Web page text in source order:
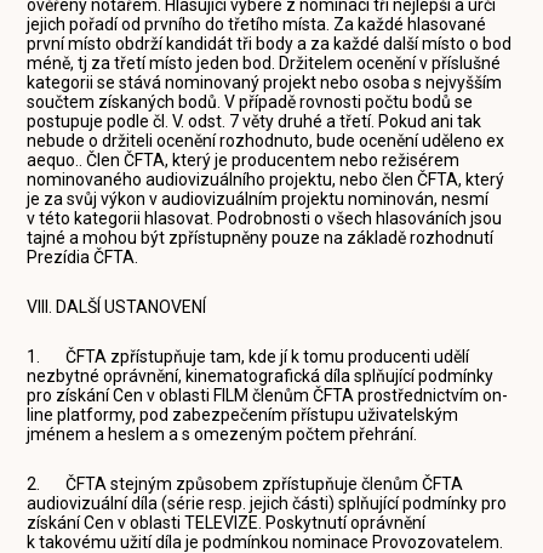
ověřeny notářem. Hlasující vybere z nominací tři nejlepší a určí
jejich pořadí od prvního do třetího místa. Za každé hlasované
první místo obdrží kandidát tři body a za každé další místo o bod
méně, tj za třetí místo jeden bod. Držitelem ocenění v příslušné
kategorii se stává nominovaný projekt nebo osoba s nejvyšším
součtem získaných bodů. V případě rovnosti počtu bodů se
postupuje podle čl. V. odst. 7 věty druhé a třetí. Pokud ani tak
nebude o držiteli ocenění rozhodnuto, bude ocenění uděleno ex
aequo.. Člen ČFTA, který je producentem nebo režisérem
nominovaného audiovizuálního projektu, nebo člen ČFTA, který
je za svůj výkon v audiovizuálním projektu nominován, nesmí
v této kategorii hlasovat. Podrobnosti o všech hlasováních jsou
tajné a mohou být zpřístupněny pouze na základě rozhodnutí
Prezídia ČFTA.
VIII. DALŠÍ USTANOVENÍ
1. ČFTA zpřístupňuje tam, kde jí k tomu producenti udělí
nezbytné oprávnění, kinematografická díla splňující podmínky
pro získání Cen v oblasti FILM členům ČFTA prostřednictvím on-
line platformy, pod zabezpečením přístupu uživatelským
jménem a heslem a s omezeným počtem přehrání.
2. ČFTA stejným způsobem zpřístupňuje členům ČFTA
audiovizuální díla (série resp. jejich části) splňující podmínky pro
získání Cen v oblasti TELEVIZE. Poskytnutí oprávnění
k takovému užití díla je podmínkou nominace Provozovatelem.